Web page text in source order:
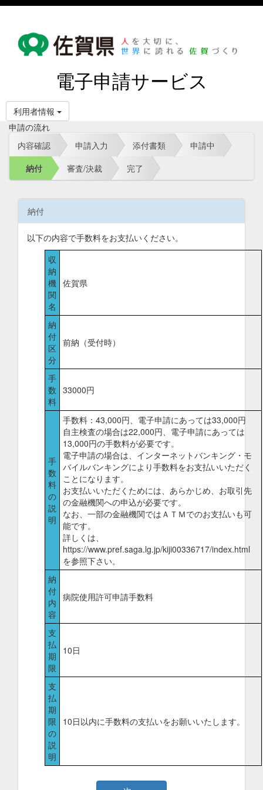
電子申請サービス
利用者情報
申請の流れ
内容確認
申請入力 添付書類
申請中
納付
審査/決裁 完了
納付
以下の内容で手数料をお支払いください。
収
納
機
関
名
佐賀県
納
付
区
分
前納（受付時）
手
数
料
33000円
手
数
料
の
説
明
手数料：43,000円、電子申請にあっては33,000円
自主検査の場合は22,000円、電子申請にあっては
13,000円の手数料が必要です。
電子申請の場合は、インターネットバンキング・モ
バイルバンキングにより手数料をお支払いいただく
ことになります。
お支払いいただくためには、あらかじめ、お取引先
の金融機関への申込が必要です。
なお、一部の金融機関ではＡＴＭでのお支払いも可
能です。
詳しくは、
https://www.pref.saga.lg.jp/kiji00336717/index.html
を参照下さい。
納
付
内
容
病院使用許可申請手数料
支
払
期
限
10日
支
払
期
限
の
説
明
10日以内に手数料の支払いをお願いいたします。